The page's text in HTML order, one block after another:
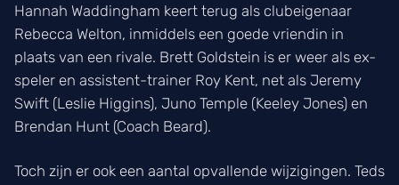
Hannah Waddingham keert terug als clubeigenaar
Rebecca Welton, inmiddels een goede vriendin in
plaats van een rivale. Brett Goldstein is er weer als ex-
speler en assistent-trainer Roy Kent, net als Jeremy
Swift (Leslie Higgins), Juno Temple (Keeley Jones) en
Brendan Hunt (Coach Beard).
Toch zijn er ook een aantal opvallende wijzigingen. Teds